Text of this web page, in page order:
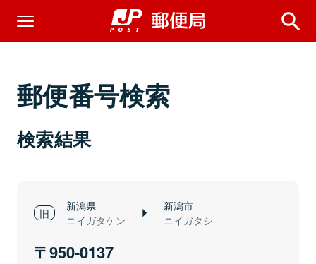
郵便番号検索
検索結果
新潟県
ニイガタケン
新潟市
ニイガタシ
950-0137